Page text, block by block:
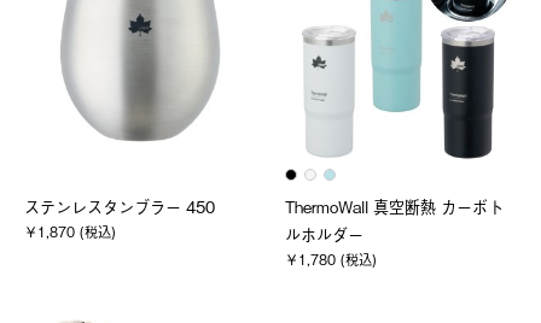
ステンレスタンブラー 450
￥1,870 (税込)
ThermoWall 真空断熱 カーボト
ルホルダー
￥1,780 (税込)